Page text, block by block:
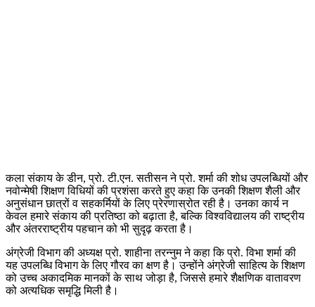
कला संकाय के डीन, प्रो. टी.एन. सतीसन ने प्रो. शर्मा की शोध उपलब्धियों और
नवोन्मेषी शिक्षण विधियों की प्रशंसा करते हुए कहा कि उनकी शिक्षण शैली और
अनुसंधान छात्रों व सहकर्मियों के लिए प्रेरणास्रोत रही है। उनका कार्य न
केवल हमारे संकाय की प्रतिष्ठा को बढ़ाता है, बल्कि विश्वविद्यालय की राष्ट्रीय
और अंतरराष्ट्रीय पहचान को भी सुदृढ़ करता है।
अंग्रेजी विभाग की अध्यक्ष प्रो. शाहीना तरन्नुम ने कहा कि प्रो. विभा शर्मा की
यह उपलब्धि विभाग के लिए गौरव का क्षण है। उन्होंने अंग्रेजी साहित्य के शिक्षण
को उच्च अकादमिक मानकों के साथ जोड़ा है, जिससे हमारे शैक्षणिक वातावरण
को अत्यधिक समृद्धि मिली है।